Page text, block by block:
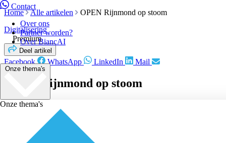
Contact
Over ons
Partner worden?
Over BiancAI
Onze thema's
Onze thema's
Home Alle artikelen
OPEN Rijnmond op stoom
Digitalisering
Premium
Deel artikel
Facebook WhatsApp LinkedIn Mail
OPEN Rijnmond op stoom